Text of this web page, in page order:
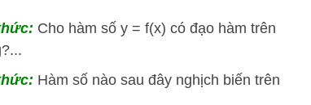
Cho hàm số y = f(x) có đạo hàm trên
Hàm số nào sau đây nghịch biến trên